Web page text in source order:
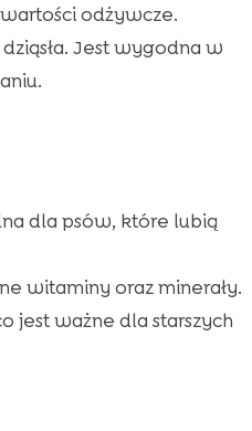
odżywcze.
Jest wygodna w
dla psów, które lubią
witaminy oraz minerały.
jest ważne dla starszych